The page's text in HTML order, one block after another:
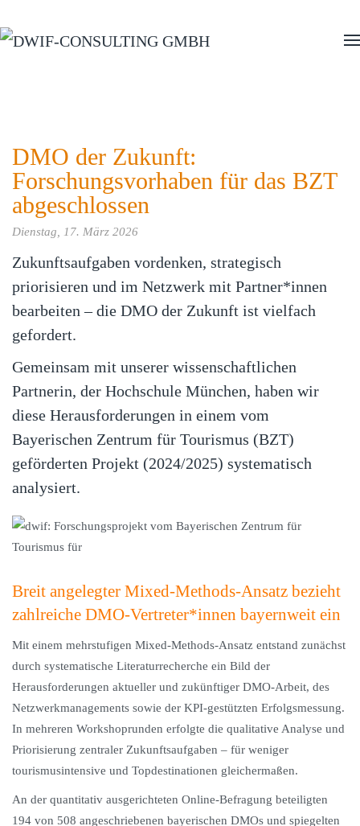
Zum Hauptinhalt springen
DMO der Zukunft:
Forschungsvorhaben für das BZT
abgeschlossen
Dienstag, 17. März 2026
Zukunftsaufgaben vordenken, strategisch
priorisieren und im Netzwerk mit Partner*innen
bearbeiten – die DMO der Zukunft ist vielfach
gefordert.
Gemeinsam mit unserer wissenschaftlichen
Partnerin, der Hochschule München, haben wir
diese Herausforderungen in einem vom
Bayerischen Zentrum für Tourismus (BZT)
geförderten Projekt (2024/2025) systematisch
analysiert.
Breit angelegter Mixed-Methods-Ansatz bezieht
zahlreiche DMO-Vertreter*innen bayernweit ein
Mit einem mehrstufigen Mixed-Methods-Ansatz entstand zunächst
durch systematische Literaturrecherche ein Bild der
Herausforderungen aktueller und zukünftiger DMO-Arbeit, des
Netzwerkmanagements sowie der KPI-gestützten Erfolgsmessung.
In mehreren Workshoprunden erfolgte die qualitative Analyse und
Priorisierung zentraler Zukunftsaufgaben – für weniger
tourismusintensive und Topdestinationen gleichermaßen.
An der quantitativ ausgerichteten Online-Befragung beteiligten
194 von 508 angeschriebenen bayerischen DMOs und spiegelten